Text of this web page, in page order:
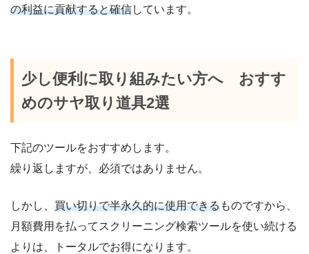
の利益に貢献すると確信しています。
少し便利に取り組みたい方へ おすす
めのサヤ取り道具2選
下記のツールをおすすめします。
繰り返しますが、必須ではありません。
しかし、 買い切りで半永久的に使用できるものですから、
月額費用を払ってスクリーニング検索ツールを使い続ける
よりは、トータルでお得になります。